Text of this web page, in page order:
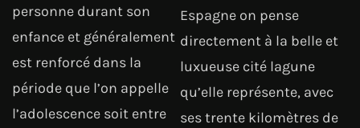
personne durant son
enfance et généralement
est renforcé dans la
période que l’on appelle
l’adolescence soit entre
Espagne on pense
directement à la belle et
luxueuse cité lagune
qu’elle représente, avec
ses trente kilomètres de